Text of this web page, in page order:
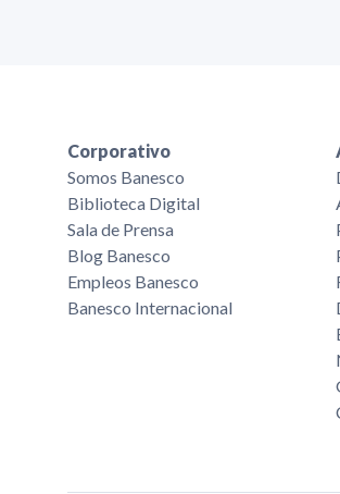
Corporativo
Somos Banesco
Biblioteca Digital
Sala de Prensa
Blog Banesco
Empleos Banesco
Banesco Internacional